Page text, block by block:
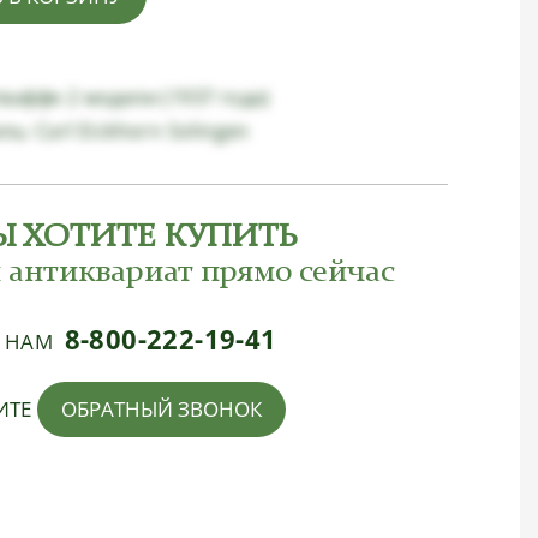
2 модели (1937 года)
Carl Eickhorn Solingen
ХОТИТЕ КУПИТЬ
прямо сейчас
НАМ 8-800-222-19-41
ОБРАТНЫЙ ЗВОНОК